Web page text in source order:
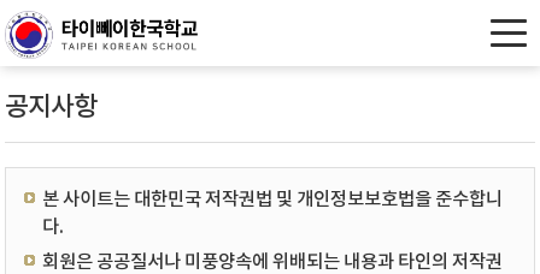
공지사항
본 사이트는 대한민국 저작권법 및 개인정보보호법을 준수합니
다.
회원은 공공질서나 미풍양속에 위배되는 내용과 타인의 저작권